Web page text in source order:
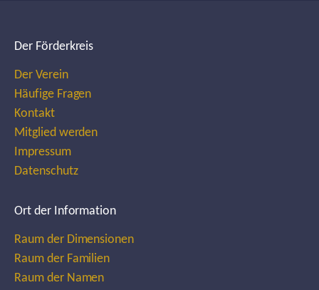
Der Förderkreis
Der Verein
Häufige Fragen
Kontakt
Mitglied werden
Impressum
Datenschutz
Ort der Information
Raum der Dimensionen
Raum der Familien
Raum der Namen